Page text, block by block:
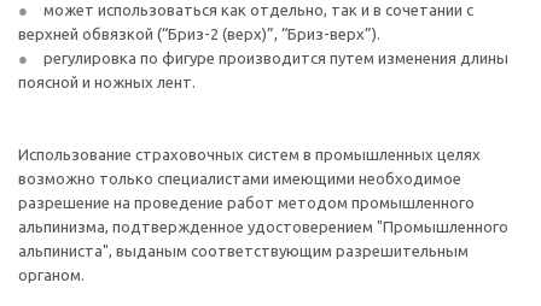
может использоваться как отдельно, так и в сочетании с
верхней обвязкой (“Бриз-2 (верх)”, “Бриз-верх”).
регулировка по фигуре производится путем изменения длины
поясной и ножных лент.
Использование страховочных систем в промышленных целях
возможно только специалистами имеющими необходимое
разрешение на проведение работ методом промышленного
альпинизма, подтвержденное удостоверением "Промышленного
альпиниста", выданым соответствующим разрешительным
органом.